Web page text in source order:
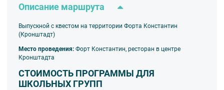
Фотографа (5 часов) – 30 000 рублей, результат – ссылка для
Описание маршрута
Выпускной с квестом на территории Форта Константин
(Кронштадт)
Место проведения: Форт Константин, ресторан в центре
Кронштадта
СТОИМОСТЬ ПРОГРАММЫ ДЛЯ
ШКОЛЬНЫХ ГРУПП